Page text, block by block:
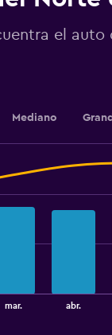
values.
0
el auto
Mediano
mar. abr.